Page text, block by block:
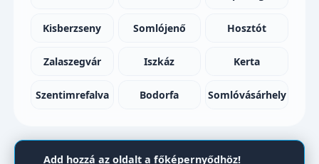
Kisberzseny Somlójenő Hosztót
Zalaszegvár Iszkáz Kerta
Szentimrefalva Bodorfa Somlóvásárhely
Add hozzá az oldalt a főképernyődhöz!